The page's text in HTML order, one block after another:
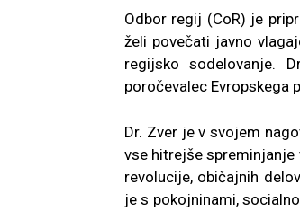
Odbor regij (CoR) je
želi povečati javno
regijsko sodelovanje.
poročevalec Evropskega
Dr. Zver je v svojem
vse hitrejše spreminjanje
revolucije, običajnih
je s pokojninami,